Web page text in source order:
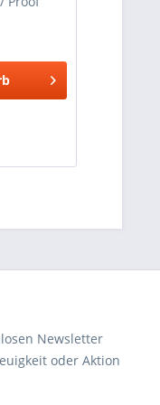
Au 986
Newsletter
oder Aktion